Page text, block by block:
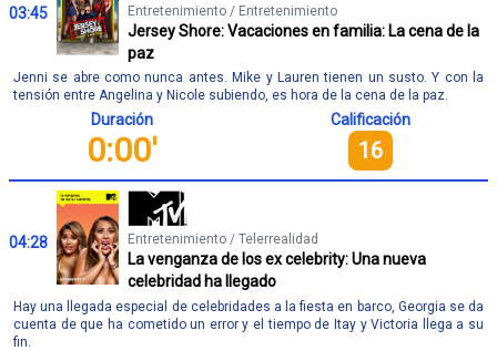
03:45 Entretenimiento / Entretenimiento
Jersey Shore: Vacaciones en familia: La cena de la
paz
Jenni se abre como nunca antes. Mike y Lauren tienen un susto. Y con la
tensión entre Angelina y Nicole subiendo, es hora de la cena de la paz.
Duración
0:00'
Calificación
16
04:28 Entretenimiento / Telerrealidad
La venganza de los ex celebrity: Una nueva
celebridad ha llegado
Hay una llegada especial de celebridades a la fiesta en barco, Georgia se da
cuenta de que ha cometido un error y el tiempo de Itay y Victoria llega a su
fin.